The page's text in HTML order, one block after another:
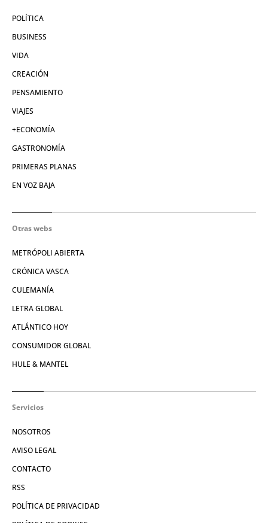
POLÍTICA
BUSINESS
VIDA
CREACIÓN
PENSAMIENTO
VIAJES
+ECONOMÍA
GASTRONOMÍA
PRIMERAS PLANAS
EN VOZ BAJA
Otras webs
METRÓPOLI ABIERTA
CRÓNICA VASCA
CULEMANÍA
LETRA GLOBAL
ATLÁNTICO HOY
CONSUMIDOR GLOBAL
HULE & MANTEL
Servicios
NOSOTROS
AVISO LEGAL
CONTACTO
RSS
POLÍTICA DE PRIVACIDAD